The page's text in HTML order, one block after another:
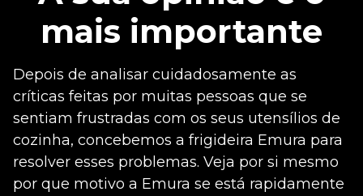
mais importante
Depois de analisar cuidadosamente as
críticas feitas por muitas pessoas que se
sentiam frustradas com os seus utensílios de
cozinha, concebemos a frigideira Emura para
resolver esses problemas. Veja por si mesmo
por que motivo a Emura se está rapidamente